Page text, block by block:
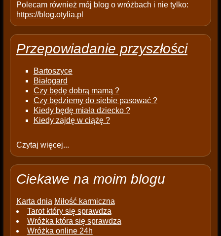
Polecam również mój blog o wróżbach i nie tylko:
https://blog.otylia.pl
Przepowiadanie przyszłości
Bartoszyce
Białogard
Czy będę dobrą mamą ?
Czy będziemy do siebie pasować ?
Kiedy będę miała dziecko ?
Kiedy zajdę w ciążę ?
Czytaj więcej...
Ciekawe na moim blogu
Karta dnia Miłość karmiczna
Tarot który się sprawdza
Wróżka która się sprawdza
Wróżka online 24h